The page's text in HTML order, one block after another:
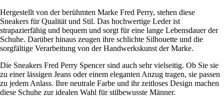
Hergestellt von der berühmten Marke Fred Perry, stehen diese
Sneakers für Qualität und Stil. Das hochwertige Leder ist
strapazierfähig und bequem und sorgt für eine lange Lebensdauer der
Schuhe. Darüber hinaus zeugen ihre schlichte Silhouette und die
sorgfältige Verarbeitung von der Handwerkskunst der Marke.
Die Sneakers Fred Perry Spencer sind auch sehr vielseitig. Ob Sie sie
zu einer lässigen Jeans oder einem eleganten Anzug tragen, sie passen
zu jedem Anlass. Ihre neutrale Farbe und ihr zeitloses Design machen
diese Schuhe zur idealen Wahl für stilbewusste Männer.